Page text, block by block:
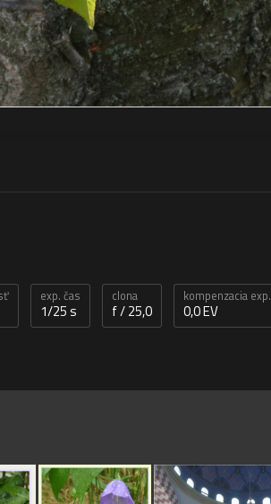
exp. čas
1/25 s
clona
f / 25,0
kompenzacia exp.
0,0 EV